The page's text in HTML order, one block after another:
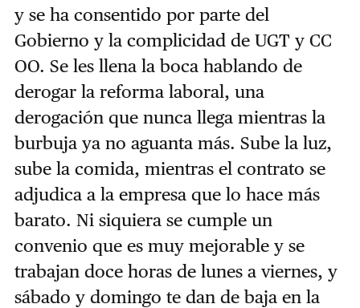
y se ha consentido por parte del
Gobierno y la complicidad de UGT y CC
OO. Se les llena la boca hablando de
derogar la reforma laboral, una
derogación que nunca llega mientras la
burbuja ya no aguanta más. Sube la luz,
sube la comida, mientras el contrato se
adjudica a la empresa que lo hace más
barato. Ni siquiera se cumple un
convenio que es muy mejorable y se
trabajan doce horas de lunes a viernes, y
sábado y domingo te dan de baja en la